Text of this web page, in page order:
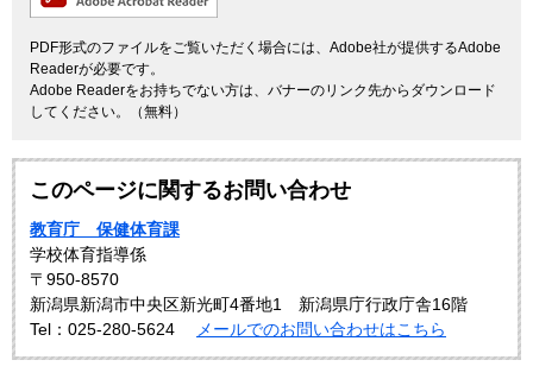
PDF形式のファイルをご覧いただく場合には、Adobe社が提供するAdobe
Readerが必要です。
Adobe Readerをお持ちでない方は、バナーのリンク先からダウンロード
してください。（無料）
このページに関するお問い合わせ
教育庁 保健体育課
学校体育指導係
〒950-8570
新潟県新潟市中央区新光町4番地1 新潟県庁行政庁舎16階
Tel：025-280-5624
メールでのお問い合わせはこちら